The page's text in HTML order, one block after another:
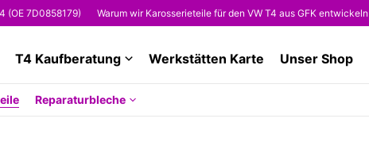
Warum wir Karosserieteile für den VW T4 aus GFK entwickeln
T4 Kaufberatung Werkstätten Karte Unser Shop
Reparaturbleche